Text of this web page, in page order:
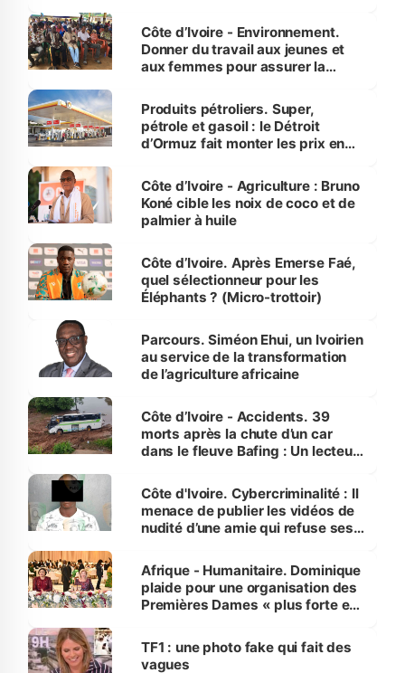
Côte d’Ivoire - Environnement.
Donner du travail aux jeunes et
aux femmes pour assurer la
menacées
Produits pétroliers. Super,
pétrole et gasoil : le Détroit
d’Ormuz fait monter les prix en
Côte d’Ivoire - Agriculture : Bruno
Koné cible les noix de coco et de
palmier à huile
Côte d’Ivoire. Après Emerse Faé,
quel sélectionneur pour les
Éléphants ? (Micro-trottoir)
Parcours. Siméon Ehui, un Ivoirien
au service de la transformation
de l’agriculture africaine
Côte d’Ivoire - Accidents. 39
morts après la chute d’un car
dans le fleuve Bafing : Un lecteur
des Transports
Côte d'Ivoire. Cybercriminalité : Il
menace de publier les vidéos de
nudité d’une amie qui refuse ses
Afrique - Humanitaire. Dominique
plaide pour une organisation des
Premières Dames « plus forte et
sur la scène internationale »
TF1 : une photo fake qui fait des
vagues